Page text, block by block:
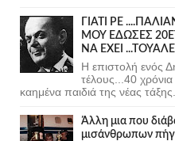
ΓΙΑΤΙ ΡΕ
ΜΟΥ ΕΔΩΣΕΣ
ΝΑ ΕΧΕΙ
Η επιστολή ενός
τέλους...40
καημένα παιδιά της νέας τάξης.
Άλλη μια που
μισάνθρωπων